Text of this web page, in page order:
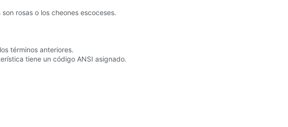
rosas o los cheones escoceses.
términos anteriores.
tiene un código ANSI asignado.